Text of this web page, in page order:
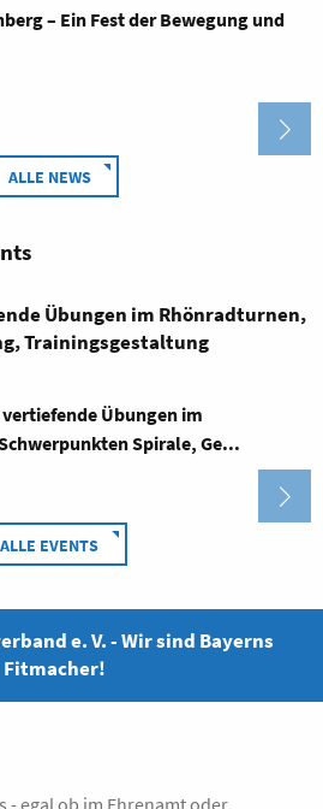
– Ein Fest der Bewegung und
ALLE NEWS
Übungen im Rhönradturnen,
Trainingsgestaltung
Übungen im
Spirale, Ge...
ALLE EVENTS
e. V. - Wir sind Bayerns
Fitmacher!
- egal ob im Ehrenamt oder